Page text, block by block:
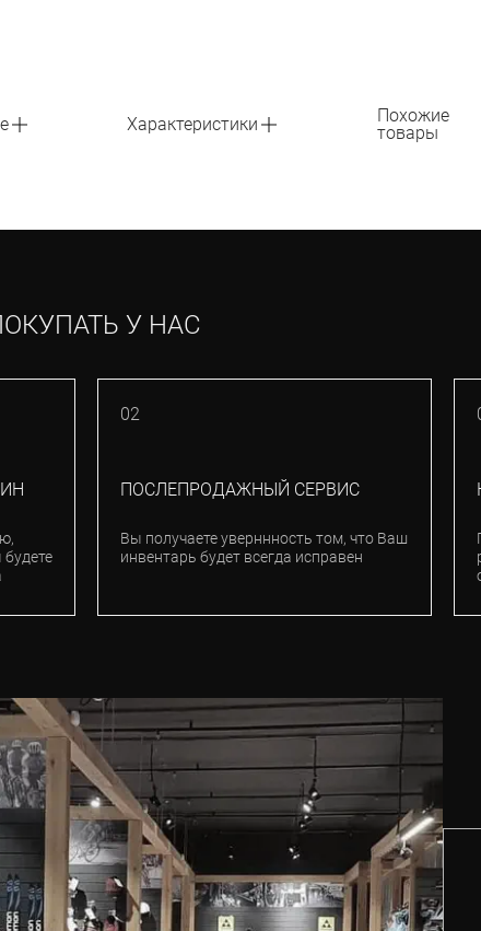
Характеристики
Похожие
товары
У НАС
02
ПОСЛЕПРОДАЖНЫЙ СЕРВИС
Вы получаете уверннность том, что Ваш
инвентарь будет всегда исправен